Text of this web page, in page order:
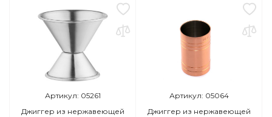
Артикул: 05261
Джиггер из нержавеющей
Артикул: 05064
Джиггер из нержавеющей